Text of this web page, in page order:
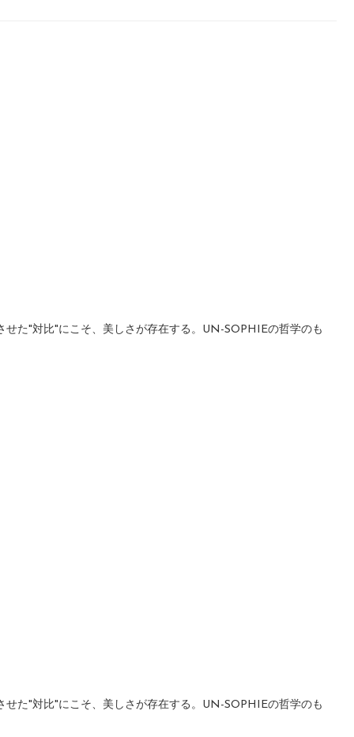
せた"対比"にこそ、美しさが存在する。UN-SOPHIEの哲学のも
せた"対比"にこそ、美しさが存在する。UN-SOPHIEの哲学のも